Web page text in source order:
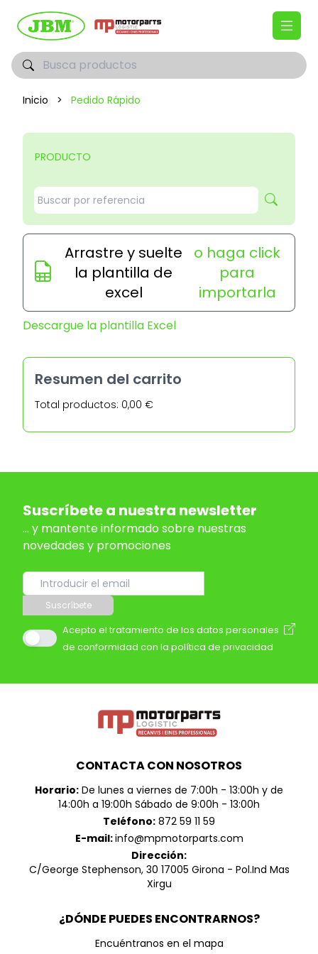
Inicio > Pedido Rápido
PRODUCTO
Arrastre y suelte
la plantilla de
excel
o haga click
para
importarla
Descargue la plantilla Excel
Resumen del carrito
Total productos: 0,00 €
Suscríbete a nuestra newsletter
... y mantente informado sobre nuestras
novedades y promociones
Suscríbete
Acepto el tratamiento de los datos personales
de conformidad con la política de privacidad
CONTACTA CON NOSOTROS
Horario: De lunes a viernes de 7:00h - 13:00h y de
14:00h a 19:00h Sábado de 9:00h - 13:00h
Teléfono: 872 59 11 59
E-mail:info@mpmotorparts.com
Dirección:
C/George Stephenson, 30 17005 Girona - Pol.Ind Mas
Xirgu
¿DÓNDE PUEDES ENCONTRARNOS?
Encuéntranos en el mapa